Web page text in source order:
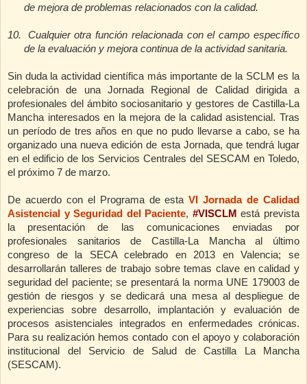
de mejora de problemas relacionados con la calidad.
10.
Cualquier otra función relacionada con el campo específico
de la evaluación y mejora continua de la actividad sanitaria.
Sin duda la actividad científica más importante de la SCLM es la
celebración de una Jornada Regional de Calidad dirigida a
profesionales del ámbito sociosanitario y gestores de Castilla-La
Mancha interesados en la mejora de la calidad asistencial. Tras
un período de tres años en que no pudo llevarse a cabo, se ha
organizado una nueva edición de esta Jornada, que tendrá lugar
en el edificio de los Servicios Centrales del SESCAM en Toledo,
el próximo 7 de marzo.
De acuerdo con el Programa de estaVI Jornada de Calidad
Asistencial y Seguridad del Paciente, #VISCLM está prevista
la presentación de las comunicaciones enviadas por
profesionales sanitarios de Castilla-La Mancha al último
congreso de la SECA celebrado en 2013 en Valencia; se
desarrollarán talleres de trabajo sobre temas clave en calidad y
seguridad del paciente; se presentará la norma UNE 179003 de
gestión de riesgos y se dedicará una mesa al despliegue de
experiencias sobre desarrollo, implantación y evaluación de
procesos asistenciales integrados en enfermedades crónicas.
Para su realización hemos contado con el apoyo y colaboración
institucional del Servicio de Salud de Castilla La Mancha
(SESCAM).